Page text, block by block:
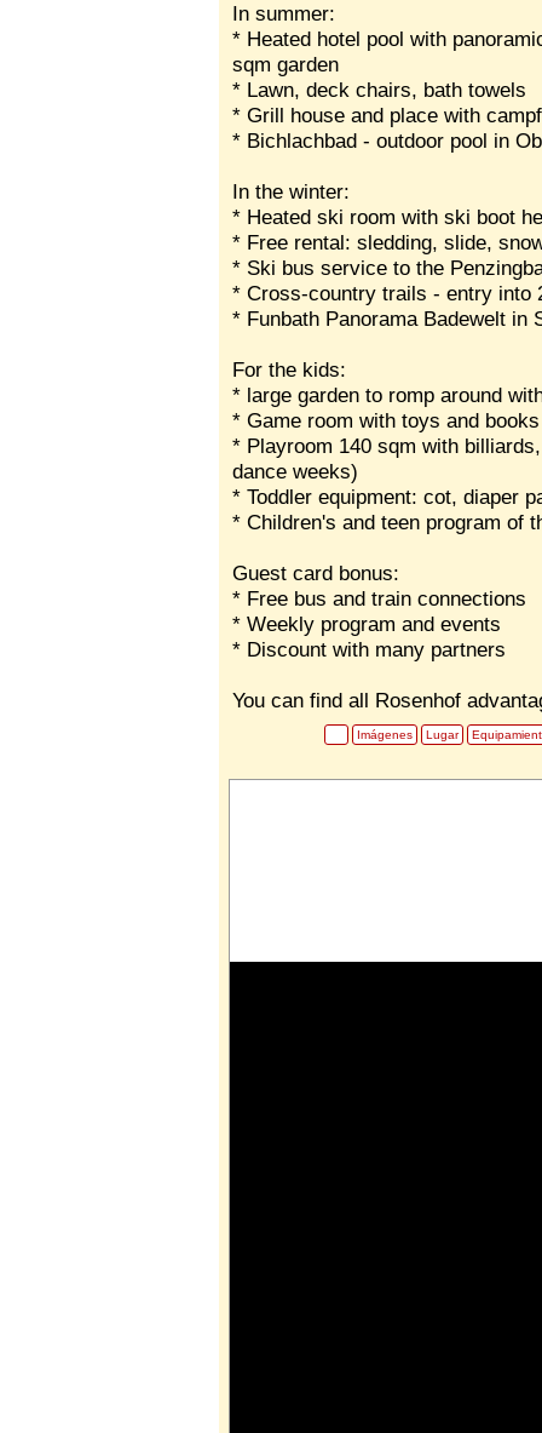
In summer:
* Heated hotel pool with
sqm garden
* Lawn, deck chairs, bath towels
* Grill house and place with
* Bichlachbad - outdoor pool in
In the winter:
* Heated ski room with ski boot
* Free rental: sledding, slide,
* Ski bus service to the
* Cross-country trails - entry into
* Funbath Panorama Badewelt in
For the kids:
* large garden to romp around
* Game room with toys and
* Playroom 140 sqm with
dance weeks)
* Toddler equipment: cot, diaper
* Children's and teen program of
Guest card bonus:
* Free bus and train connections
* Weekly program and events
* Discount with many partners
You can find all Rosenhof
Imágenes Lugar